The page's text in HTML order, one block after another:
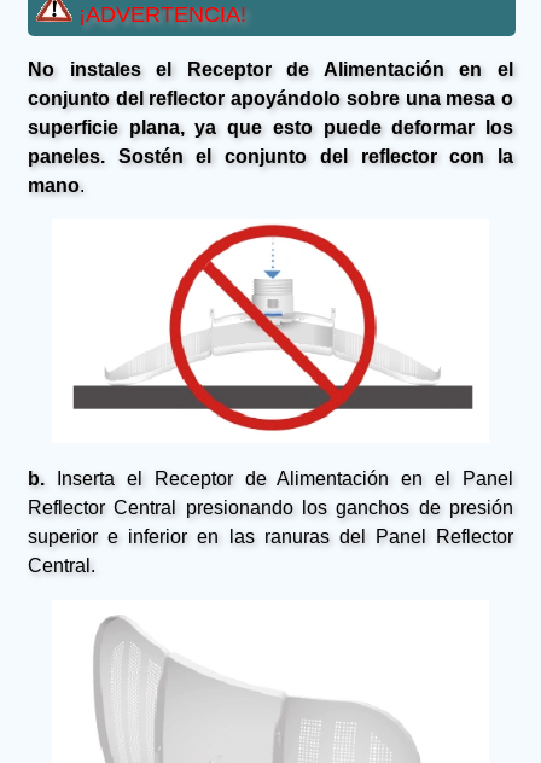
¡ADVERTENCIA!
No instales el Receptor de Alimentación en el
conjunto del reflector apoyándolo sobre una mesa o
superficie plana, ya que esto puede deformar los
paneles. Sostén el conjunto del reflector con la
mano.
b. Inserta el Receptor de Alimentación en el Panel
Reflector Central presionando los ganchos de presión
superior e inferior en las ranuras del Panel Reflector
Central.